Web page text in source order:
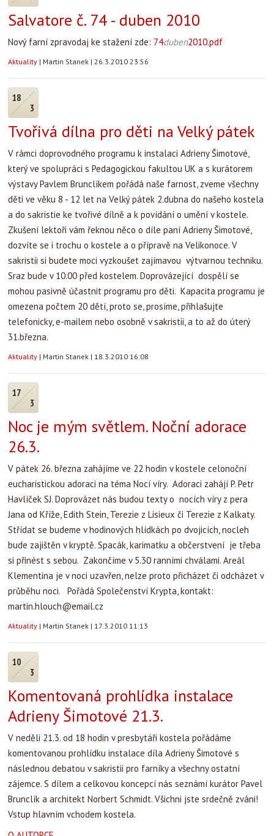
Salvatore č. 74 - duben 2010
Nový farní zpravodaj ke stažení zde: 74duben2010.pdf
Aktuality | Martin Stanek | 26.3.2010 23:56
18
3
Tvořivá dílna pro děti na Velký pátek
V rámci doprovodného programu k instalaci Adrieny Šimotové,
který ve spolupráci s Pedagogickou fakultou UK a s kurátorem
výstavy Pavlem Brunclíkem pořádá naše farnost, zveme všechny
děti ve věku 8 - 12 let na Velký pátek 2.dubna do našeho kostela
a do sakristie ke tvořivé dílně a k povídání o umění v kostele.
Zkušení lektoři vám řeknou něco o díle paní Adrieny Šimotové,
dozvíte se i trochu o kostele a o přípravě na Velikonoce. V
sakristii si budete moci vyzkoušet zajímavou výtvarnou techniku.
Sraz bude v 10.00 před kostelem. Doprovázející dospělí se
mohou pasivně účastnit programu pro děti. Kapacita programu je
omezena počtem 20 dětí, proto se, prosíme, přihlašujte
telefonicky, e-mailem nebo osobně v sakristii, a to až do úterý
31.března.
Aktuality | Martin Stanek | 18.3.2010 16:08
17
3
Noc je mým světlem. Noční adorace
26.3.
V pátek 26. března zahájíme ve 22 hodin v kostele celonoční
eucharistickou adoraci na téma Nocí víry. Adoraci zahájí P. Petr
Havlíček SJ. Doprovázet nás budou texty o nocích víry z pera
Jana od Kříže, Edith Stein, Terezie z Lisieux či Terezie z Kalkaty.
Střídat se budeme v hodinových hlídkách po dvojicích, nocleh
bude zajištěn v kryptě. Spacák, karimatku a občerstvení je třeba
si přinést s sebou. Zakončíme v 5.30 ranními chválami. Areál
Klementina je v noci uzavřen, nelze proto přicházet či odcházet v
průběhu noci. Pořádá Společenství Krypta, kontakt:
martin.hlouch@email.cz
Aktuality | Martin Stanek | 17.3.2010 11:13
10
3
Komentovaná prohlídka instalace
Adrieny Šimotové 21.3.
V neděli 21.3. od 18 hodin v presbytáři kostela pořádáme
komentovanou prohlídku instalace díla Adrieny Šimotové s
následnou debatou v sakristii pro farníky a všechny ostatní
zájemce. S dílem a celkovou koncepcí nás seznámí kurátor Pavel
Brunclík a architekt Norbert Schmidt. Všichni jste srdečně zváni!
Vstup hlavním vchodem kostela.